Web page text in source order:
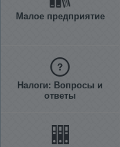
Малое предприятие
Налоги: Вопросы и
ответы